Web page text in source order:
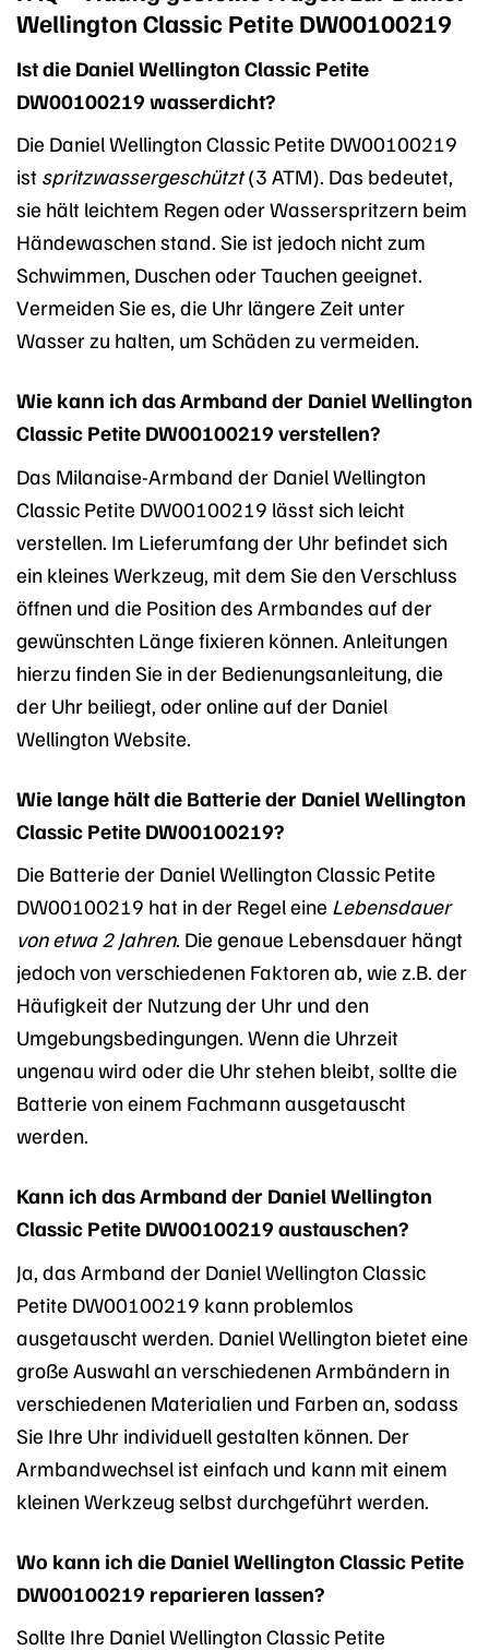
Wellington Classic Petite DW00100219
Ist die Daniel Wellington Classic Petite
DW00100219 wasserdicht?
Die Daniel Wellington Classic Petite DW00100219
ist spritzwassergeschützt(3 ATM). Das bedeutet,
sie hält leichtem Regen oder Wasserspritzern beim
Händewaschen stand. Sie ist jedoch nicht zum
Schwimmen, Duschen oder Tauchen geeignet.
Vermeiden Sie es, die Uhr längere Zeit unter
Wasser zu halten, um Schäden zu vermeiden.
Wie kann ich das Armband der Daniel Wellington
Classic Petite DW00100219 verstellen?
Das Milanaise-Armband der Daniel Wellington
Classic Petite DW00100219 lässt sich leicht
verstellen. Im Lieferumfang der Uhr befindet sich
ein kleines Werkzeug, mit dem Sie den Verschluss
öffnen und die Position des Armbandes auf der
gewünschten Länge fixieren können. Anleitungen
hierzu finden Sie in der Bedienungsanleitung, die
der Uhr beiliegt, oder online auf der Daniel
Wellington Website.
Wie lange hält die Batterie der Daniel Wellington
Classic Petite DW00100219?
Die Batterie der Daniel Wellington Classic Petite
DW00100219 hat in der Regel eine Lebensdauer
von etwa 2 Jahren. Die genaue Lebensdauer hängt
jedoch von verschiedenen Faktoren ab, wie z.B. der
Häufigkeit der Nutzung der Uhr und den
Umgebungsbedingungen. Wenn die Uhrzeit
ungenau wird oder die Uhr stehen bleibt, sollte die
Batterie von einem Fachmann ausgetauscht
werden.
Kann ich das Armband der Daniel Wellington
Classic Petite DW00100219 austauschen?
Ja, das Armband der Daniel Wellington Classic
Petite DW00100219 kann problemlos
ausgetauscht werden. Daniel Wellington bietet eine
große Auswahl an verschiedenen Armbändern in
verschiedenen Materialien und Farben an, sodass
Sie Ihre Uhr individuell gestalten können. Der
Armbandwechsel ist einfach und kann mit einem
kleinen Werkzeug selbst durchgeführt werden.
Wo kann ich die Daniel Wellington Classic Petite
DW00100219 reparieren lassen?
Sollte Ihre Daniel Wellington Classic Petite